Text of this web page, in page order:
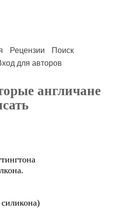
Рецензии
Поиск
для авторов
англичане